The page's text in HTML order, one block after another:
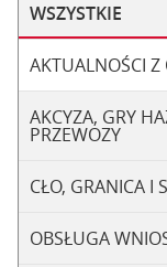
WSZYSTKIE
AKTUALNOŚCI Z
AKCYZA, GRY
PRZEWOZY
CŁO, GRANICA I
OBSŁUGA